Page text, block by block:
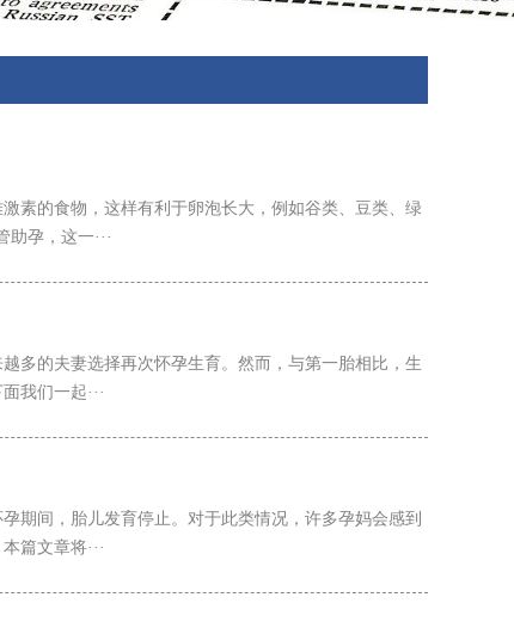
素的食物，这样有利于卵泡长大，例如谷类、豆类、绿
孕，这一···
多的夫妻选择再次怀孕生育。然而，与第一胎相比，生
我们一起···
期间，胎儿发育停止。对于此类情况，许多孕妈会感到
篇文章将···